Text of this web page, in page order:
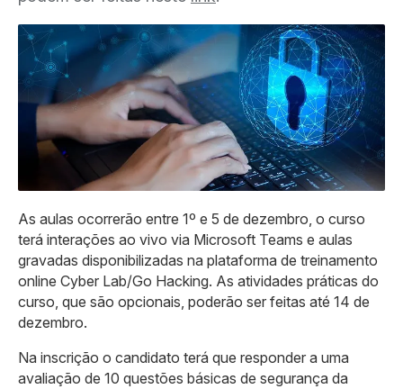
As aulas ocorrerão entre 1º e 5 de dezembro, o curso
terá interações ao vivo via Microsoft Teams e aulas
gravadas disponibilizadas na plataforma de treinamento
online Cyber Lab/Go Hacking. As atividades práticas do
curso, que são opcionais, poderão ser feitas até 14 de
dezembro.
Na inscrição o candidato terá que responder a uma
avaliação de 10 questões básicas de segurança da